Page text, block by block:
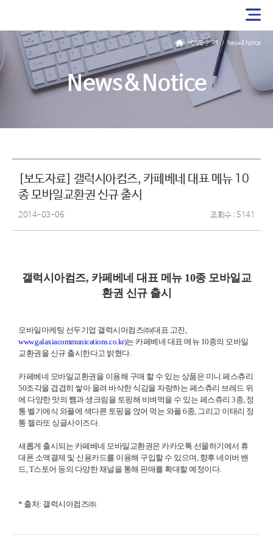
News&Notice
HOME > PR > News&Notice
[보도자료] 갤럭시아컴즈, 카페베네 대표 메뉴 10
종 모바일교환권 신규 출시
2014-03-06 조회수 : 5141
갤럭시아컴즈, 카페베네 대표 메뉴10종 모바일교
환권 신규 출시
모바일마케팅 선두기업 갤럭시아컴즈㈜(대표 고진,
www.galaxiacommunications.co.kr)는 카페베네 대표 메뉴 10종의 모바일
교환권을 신규 출시한다고 밝혔다.
카페베네 모바일교환권을 이용해 구매 할 수 있는 상품은 미니 페스츄리
50조각을 겹겹히 쌓아 올려 바삭한 식감을 자랑하는 페스츄리 브레드 위
에 다양한 맛의 쨈과 생크림을 토핑해 비벼먹을 수 있는 페스츄리 3종, 정
통 벨기에식 와플에 색다른 토핑을 얹어 먹는 와플 6종, 그리고 이태리 정
통 젤라또 싱글사이즈다.
새롭게 출시되는 카페베네 모바일교환권은 카카오톡 선물하기에서 휴
대폰 소액결제 및 신용카드를 이용해 구입할 수 있으며, 향후 네이버 밴
드, T스토어 등의 다양한 채널을 통해 판매를 확대할 예정이다.
* 출처: 갤럭시아컴즈㈜